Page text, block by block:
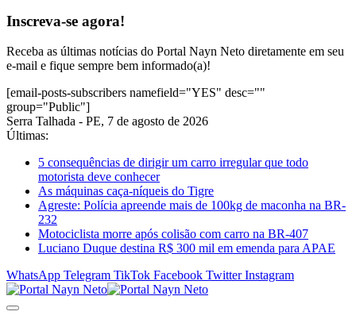
Inscreva-se agora!
Receba as últimas notícias do Portal Nayn Neto diretamente em seu
e-mail e fique sempre bem informado(a)!
[email-posts-subscribers namefield="YES" desc=""
group="Public"]
Serra Talhada - PE, 7 de agosto de 2026
Últimas:
5 consequências de dirigir um carro irregular que todo
motorista deve conhecer
As máquinas caça-níqueis do Tigre
Agreste: Polícia apreende mais de 100kg de maconha na BR-
232
Motociclista morre após colisão com carro na BR-407
Luciano Duque destina R$ 300 mil em emenda para APAE
WhatsApp Telegram TikTok Facebook Twitter Instagram